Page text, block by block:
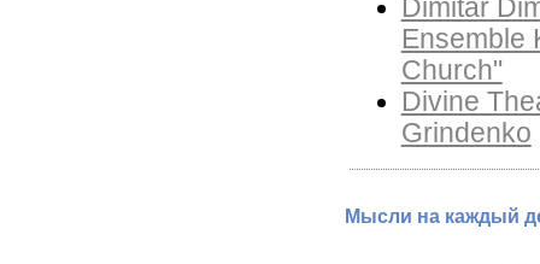
Dimitar
Ensemble
Church"
Divine
Grindenko
Мысли на каждый